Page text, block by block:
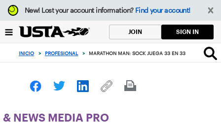
Enfoque
desde
botón
volver
principio
New!Lost your account information? Find your account!
JOIN SIGN IN
INICIO > PROFESIONAL > MARATHON MAN: SOCK JUEGA 33 EN 33
& NEWS MEDIA PRO